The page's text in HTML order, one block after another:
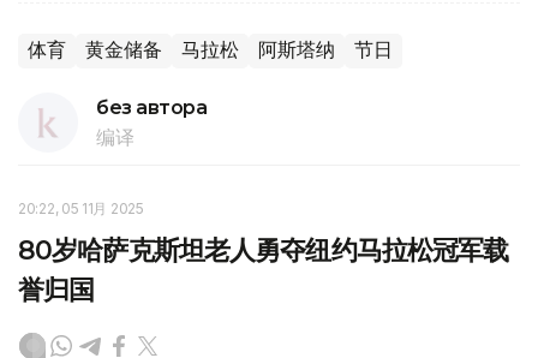
体育 黄金储备 马拉松 阿斯塔纳 节日
без автора
编译
20:22, 05 11月 2025
80岁哈萨克斯坦老人勇夺纽约马拉松冠军载
誉归国